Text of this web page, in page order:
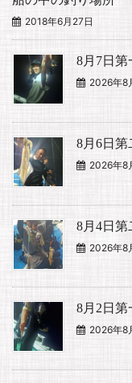
2018年6月27日
8月7日
2026年8
8月6日
2026年8
8月4日
2026年8
8月2日
2026年8